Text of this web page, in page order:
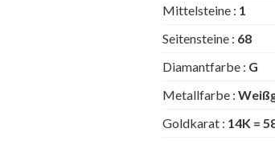
Mittelsteine : 1
Seitensteine : 68
Diamantfarbe : G
Metallfarbe :
Goldkarat : 14K =